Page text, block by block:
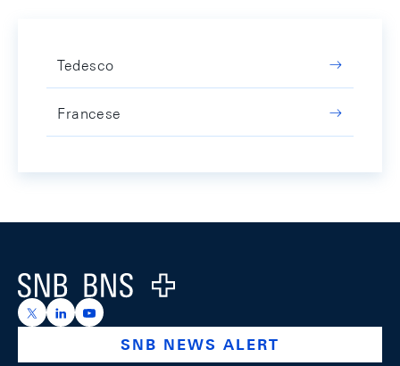
Tedesco
Francese
Logo
https://x.com/snb_bns
https://ch.linkedin.com/company/swiss-national-
https://www.youtube.com/@swissnationalbank
SNB NEWS ALERT